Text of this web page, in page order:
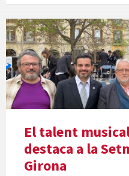
El talent
destaca a la
Girona